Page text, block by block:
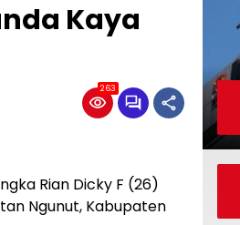
Kaya
263
Rian Dicky F (26)
Ngunut, Kabupaten